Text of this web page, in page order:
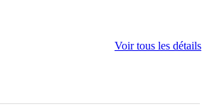
Voir tous les détails